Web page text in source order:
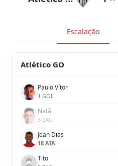
Escalação
Atlético GO
Paulo Vítor
1 GOL
Natã
3 ZAG
Jean Dias
18 ATA
Tito